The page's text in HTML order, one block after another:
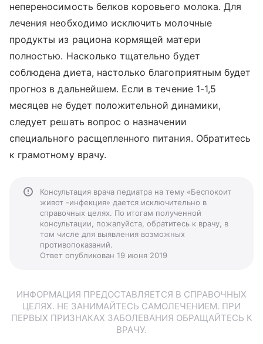
непереносимость белков коровьего молока. Для
лечения необходимо исключить молочные
продукты из рациона кормящей матери
полностью. Насколько тщательно будет
соблюдена диета, настолько благоприятным будет
прогноз в дальнейшем. Если в течение 1-1,5
месяцев не будет положительной динамики,
следует решать вопрос о назначении
специального расщепленного питания. Обратитесь
к грамотному врачу.
Консультация врача педиатра на тему «Беспокоит
живот -инфекция» дается исключительно в
справочных целях. По итогам полученной
консультации, пожалуйста, обратитесь к врачу, в
том числе для выявления возможных
противопоказаний.
Ответ опубликован 19 июня 2019
ИНФОРМАЦИЯ ПРЕДОСТАВЛЯЕТСЯ В СПРАВОЧНЫХ
ЦЕЛЯХ. НЕ ЗАНИМАЙТЕСЬ САМОЛЕЧЕНИЕМ. ПРИ
ПЕРВЫХ ПРИЗНАКАХ ЗАБОЛЕВАНИЯ ОБРАЩАЙТЕСЬ К
ВРАЧУ.